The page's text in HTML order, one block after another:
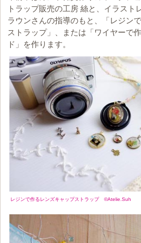
トラップ販売の工房 絲と、イラスト
ラウンさんの指導のもと、「レジン
ストラップ」、または「ワイヤーで
ド」を作ります。
レジンで作るレンズキャップストラップ ©Atelie.Suh